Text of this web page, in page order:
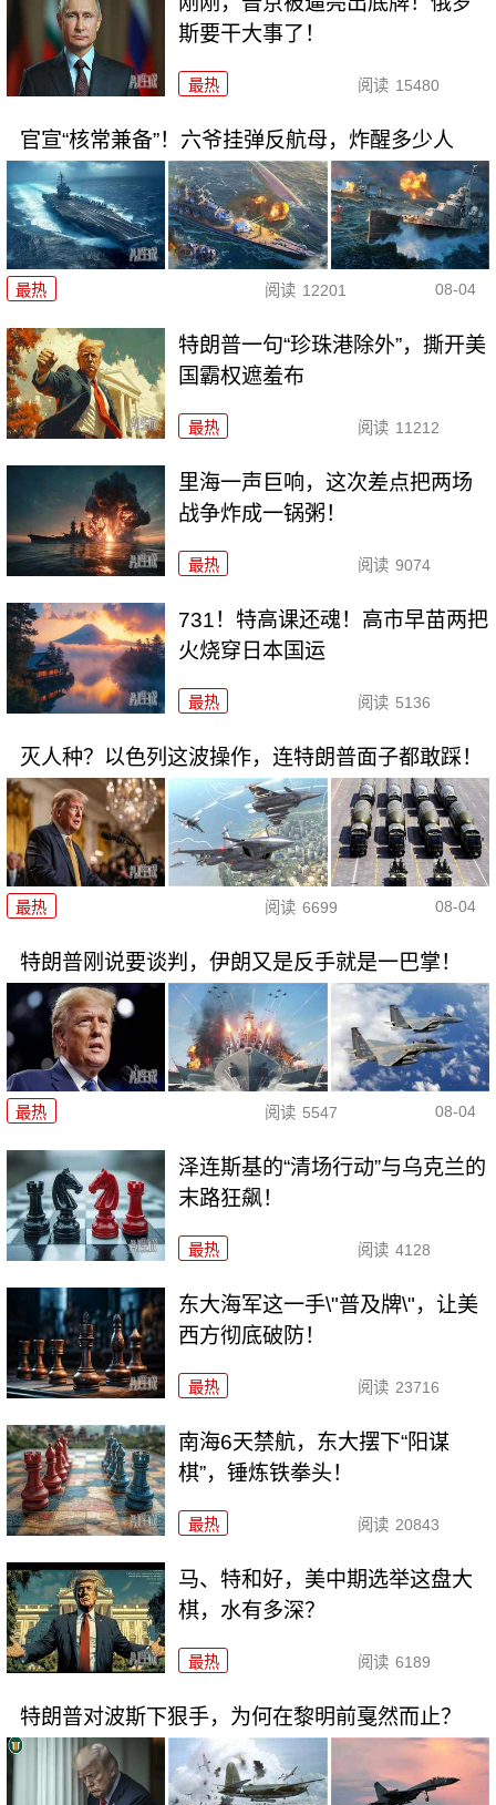
斯要干大事了！
最热 阅读 15480
官宣“核常兼备”！六爷挂弹反航母，炸醒多少人
最热 阅读 12201 08-04
特朗普一句“珍珠港除外”，撕开美
国霸权遮羞布
最热 阅读 11212
里海一声巨响，这次差点把两场
战争炸成一锅粥！
最热 阅读 9074
731！特高课还魂！高市早苗两把
火烧穿日本国运
最热 阅读 5136
灭人种？以色列这波操作，连特朗普面子都敢踩！
最热 阅读 6699 08-04
特朗普刚说要谈判，伊朗又是反手就是一巴掌！
最热 阅读 5547 08-04
泽连斯基的“清场行动”与乌克兰的
末路狂飙！
最热 阅读 4128
东大海军这一手\"普及牌\"，让美
西方彻底破防！
最热 阅读 23716
南海6天禁航，东大摆下“阳谋
棋”，锤炼铁拳头！
最热 阅读 20843
马、特和好，美中期选举这盘大
棋，水有多深？
最热 阅读 6189
特朗普对波斯下狠手，为何在黎明前戛然而止？